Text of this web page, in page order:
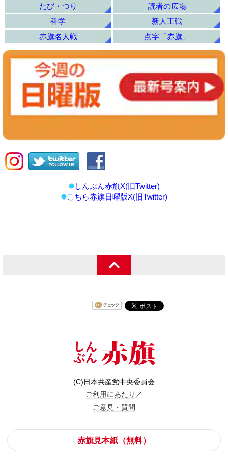
たび・つり
読者の広場
科学
新人王戦
赤旗名人戦
点字「赤旗」
しんぶん赤旗X(旧Twitter)
こちら赤旗日曜版X(旧Twitter)
(C)日本共産党中央委員会
ご利用にあたり ／
ご意見・質問
赤旗見本紙（無料）